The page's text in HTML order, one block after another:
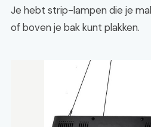
Je hebt strip-lampen die je
of boven je bak kunt plakken.